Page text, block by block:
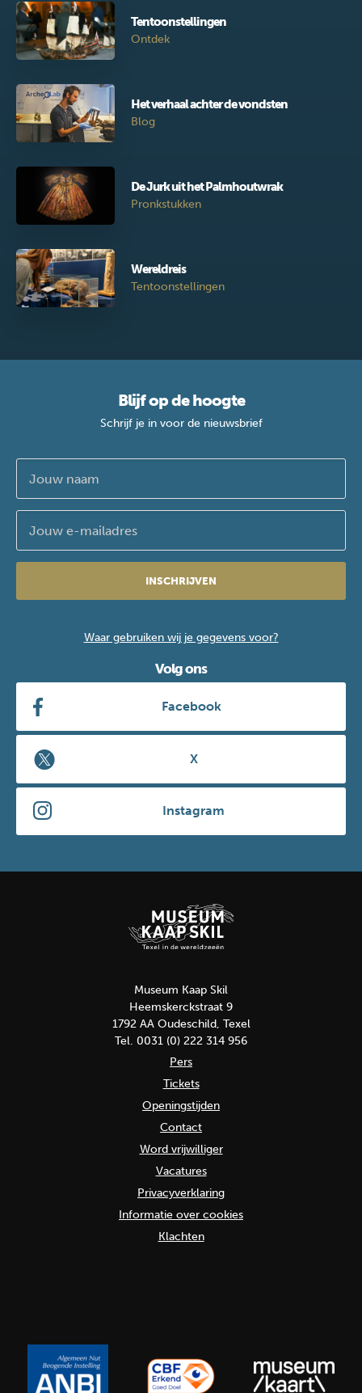
Tentoonstellingen
Ontdek
Het verhaal achter de vondsten
Blog
De Jurk uit het Palmhoutwrak
Pronkstukken
Wereldreis
Tentoonstellingen
Blijf op de hoogte
Schrijf je in voor de nieuwsbrief
INSCHRIJVEN
Waar gebruiken wij je gegevens voor?
Volg ons
Facebook
X
Instagram
Museum Kaap Skil
Heemskerckstraat 9
1792 AA Oudeschild, Texel
Tel. 0031 (0) 222 314 956
Pers
Tickets
Openingstijden
Contact
Word vrijwilliger
Vacatures
Privacyverklaring
Informatie over cookies
Klachten